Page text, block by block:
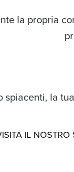
la propria
spiacenti, la
IL NOSTRO